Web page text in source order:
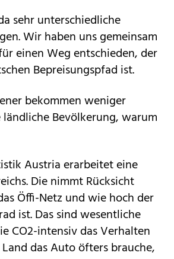
sehr unterschiedliche
Wir haben uns gemeinsam
einen Weg entschieden, der
Bepreisungspfad ist.
bekommen weniger
Bevölkerung, warum
Austria erarbeitet eine
Die nimmt Rücksicht
Öffi-Netz und wie hoch der
ist. Das sind wesentliche
CO2-intensiv das Verhalten
das Auto öfters brauche,